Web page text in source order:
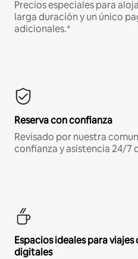
Precios especiales para
larga duración y un único
adicionales.*
Reserva con confianza
Revisado por nuestra
confianza y asistencia 24/7
Espacios ideales para
digitales